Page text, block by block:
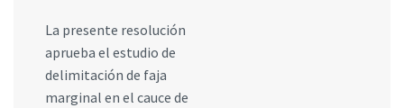
La presente resolución
aprueba el estudio de
delimitación de faja
marginal en el cauce de